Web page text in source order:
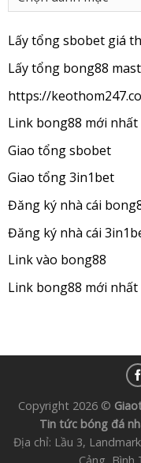
mục
Lấy tổng sbobet giá
Lấy tổng bong88
https://
Link bong88 mới nhất
Giao tổng sbobet
Giao tổng 3in1bet
Đăng ký nhà cái
Đăng ký nhà cái
Link vào bong88
Link bong88 mới nhất
Copyright 2026 ©
Tin tức bóng đá
Địa chỉ: Lầu 3,